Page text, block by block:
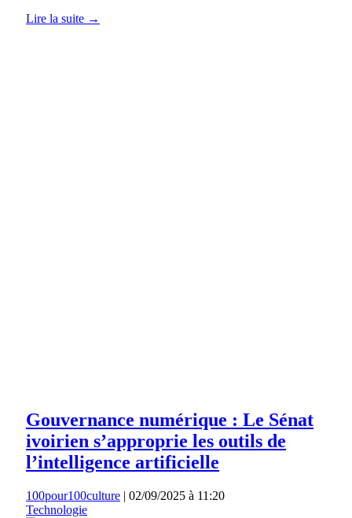
Lire la suite →
Gouvernance numérique : Le Sénat
ivoirien s’approprie les outils de
l’intelligence artificielle
100pour100culture | 02/09/2025 à 11:20
Technologie